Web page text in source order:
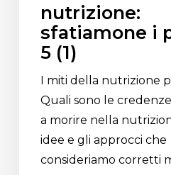
nutrizione:
sfatiamone i
5 (1)
I miti della nutrizione
Quali sono le
a morire nella
idee e gli approcci che
consideriamo corretti